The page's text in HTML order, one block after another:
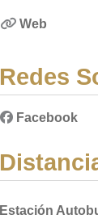
Web
Redes
Facebook
Estación